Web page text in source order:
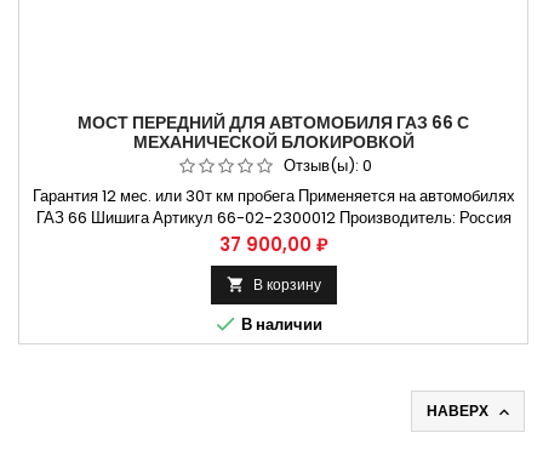
МОСТ ПЕРЕДНИЙ ДЛЯ АВТОМОБИЛЯ ГАЗ 66 С
МЕХАНИЧЕСКОЙ БЛОКИРОВКОЙ
Отзыв(ы): 0
Гарантия 12 мес. или 30т км пробега Применяется на автомобилях
ГАЗ 66 Шишига Артикул 66-02-2300012 Производитель: Россия
Вес (кг): 275 Способы оплаты Безналичный расчет, оплата
банковской картой Бесплатная доставка:. Москва и Н.Новгород.
Владимир и Ульяновск Крупнейший ассортимент Запчастей на...
Цена
37 900,00 ₽
 В корзину
 В наличии
НАВЕРХ 